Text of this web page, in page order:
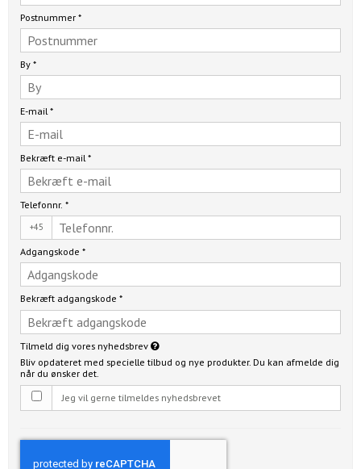
Postnummer *
By *
E-mail *
Bekræft e-mail*
Telefonnr. *
+45
Adgangskode *
Bekræft adgangskode *
Tilmeld dig vores nyhedsbrev
Bliv opdateret med specielle tilbud og nye produkter. Du kan afmelde dig
når du ønsker det.
Jeg vil gerne tilmeldes nyhedsbrevet